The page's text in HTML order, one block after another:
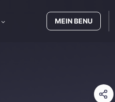
MEIN BENU